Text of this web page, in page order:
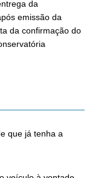
da
emissão da
da confirmação do
que já tenha a